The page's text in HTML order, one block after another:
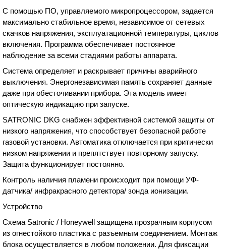
С помощью ПО, управляемого микропроцессором, задается
максимально стабильное время, независимое от сетевых
скачков напряжения, эксплуатационной температуры, циклов
включения. Программа обеспечивает постоянное
наблюдение за всеми стадиями работы аппарата.
Система определяет и раскрывает причины аварийного
выключения. Энергонезависимая память сохраняет данные
даже при обесточивании прибора. Эта модель имеет
оптическую индикацию при запуске.
SATRONIC DKG снабжен эффективной системой защиты от
низкого напряжения, что способствует безопасной работе
газовой установки. Автоматика отключается при критически
низком напряжении и препятствует повторному запуску.
Защита функционирует постоянно.
Контроль наличия пламени происходит при помощи УФ-
датчика/ инфракрасного детектора/ зонда ионизации.
Устройство
Схема Satronic / Honeywell защищена прозрачным корпусом
из огнестойкого пластика с разъемным соединением. Монтаж
блока осуществляется в любом положении. Для фиксации